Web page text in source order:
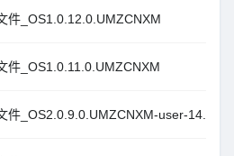
件_OS1.0.12.0.UMZCNXM
件_OS1.0.11.0.UMZCNXM
件_OS2.0.9.0.UMZCNXM-user-14.0